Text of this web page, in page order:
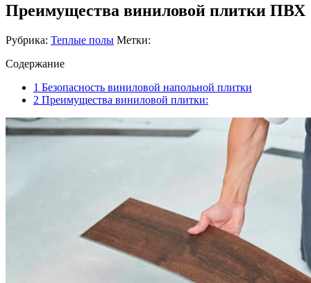
Преимущества виниловой плитки ПВХ
Рубрика: Теплые полы Метки:
Содержание
1 Безопасность виниловой напольной плитки
2 Преимущества виниловой плитки: